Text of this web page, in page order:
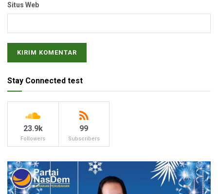
Situs Web
Stay Connected test
23.9k
Followers
99
Subscribers